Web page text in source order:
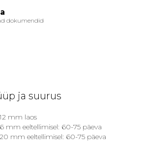
dokumendid
ja suurus
mm laos
mm eeltellimisel: 60-75 päeva
mm eeltellimisel: 60-75 päeva